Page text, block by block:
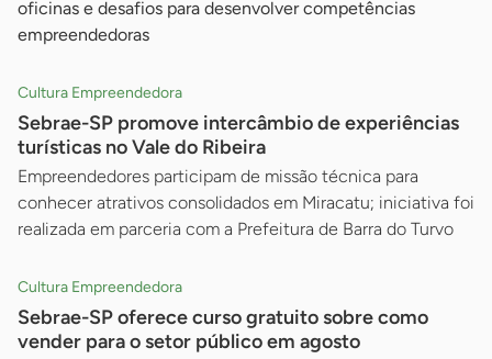
oficinas e desafios para desenvolver competências
empreendedoras
Cultura Empreendedora
Sebrae-SP promove intercâmbio de experiências
turísticas no Vale do Ribeira
Empreendedores participam de missão técnica para
conhecer atrativos consolidados em Miracatu; iniciativa foi
realizada em parceria com a Prefeitura de Barra do Turvo
Cultura Empreendedora
Sebrae-SP oferece curso gratuito sobre como
vender para o setor público em agosto